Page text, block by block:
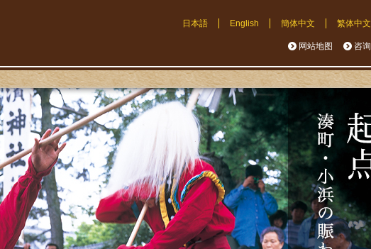
日本語 English 簡体中文 繁体中文
网站地图 咨询